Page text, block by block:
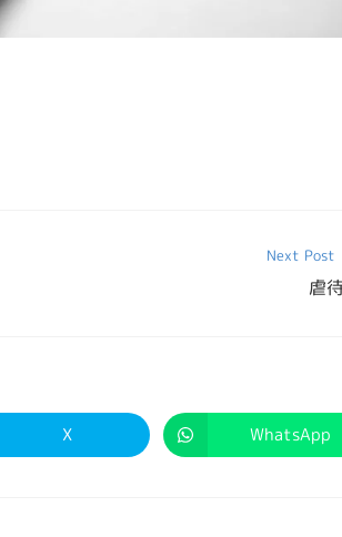
Next Post
虐
X WhatsApp